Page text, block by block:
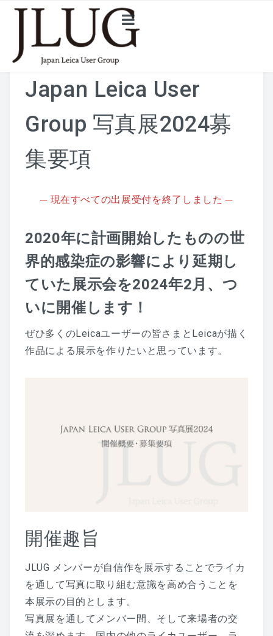
Japan Leica User
Group 写真展2024募
集要項
─ 現在すべての出展受付を終了しました ─
2020年に計画開始したものの世
界的感染症の影響により延期し
ていた展示会を2024年2月、つ
いに開催します！
ぜひ多くのLeicaユーザーの皆さまとLeicaが描く
作品による展示を作りたいと思っています。
開催趣旨
JLUG メンバーが自信作を展示することでライカ
を通して写真に取り組む意識を高め合うことを
本展示の目的とします。
写真展を通してメンバー間、そして来場者の交